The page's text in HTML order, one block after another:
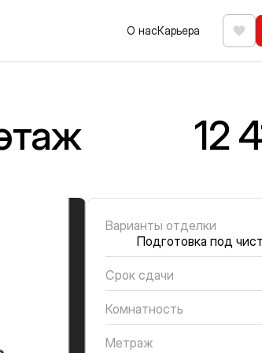
О насКарьера
12
Варианты отделки
Подготовка под
Срок сдачи
Комнатность
Метраж